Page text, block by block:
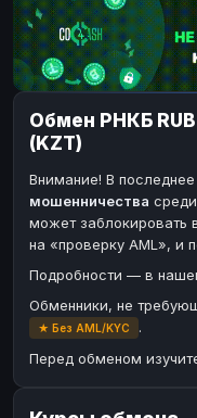
Dogecoin
TRX
Bitcoin Cash
BinanceCoin
Ether Classic
Ripple
Paxum
Perfect Money
Payoneer
Обмен РНКБ RUB
(KZT)
Внимание! В
мошенничества
может заблокировать
на «проверку AML», и
Подробности — в
Обменники, не
★ Без AML/KYC
.
Перед обменом